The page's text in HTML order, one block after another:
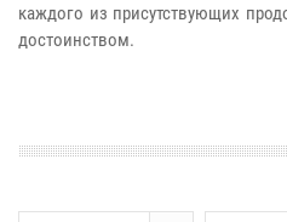
каждого из присутствующих
достоинством.